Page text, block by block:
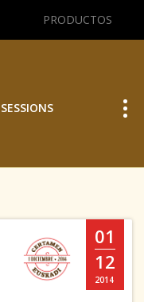
PRODUCTOS
01
12
2014